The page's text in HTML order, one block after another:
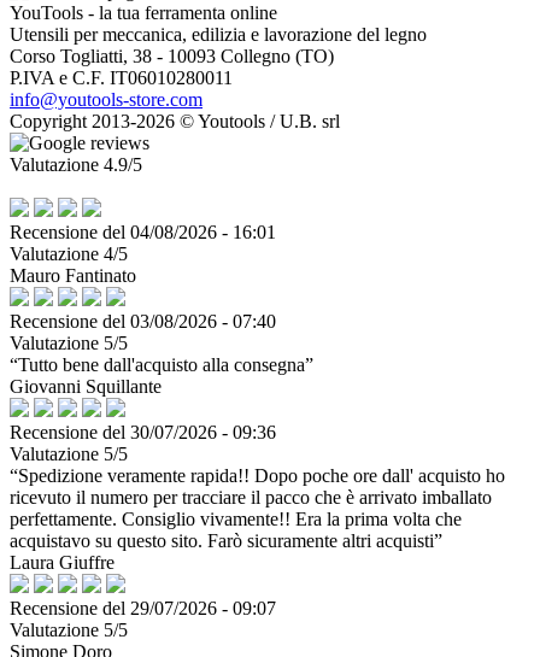
YouTools - la tua ferramenta online
Utensili per meccanica, edilizia e lavorazione del legno
Corso Togliatti, 38 - 10093 Collegno (TO)
P.IVA e C.F. IT06010280011
info@youtools-store.com
Copyright 2013-2026 © Youtools / U.B. srl
Valutazione 4.9/5
Recensione del 04/08/2026 - 16:01
Valutazione 4/5
Mauro Fantinato
Recensione del 03/08/2026 - 07:40
Valutazione 5/5
“Tutto bene dall'acquisto alla consegna”
Giovanni Squillante
Recensione del 30/07/2026 - 09:36
Valutazione 5/5
“Spedizione veramente rapida!! Dopo poche ore dall' acquisto ho
ricevuto il numero per tracciare il pacco che è arrivato imballato
perfettamente. Consiglio vivamente!! Era la prima volta che
acquistavo su questo sito. Farò sicuramente altri acquisti”
Laura Giuffre
Recensione del 29/07/2026 - 09:07
Valutazione 5/5
Simone Doro